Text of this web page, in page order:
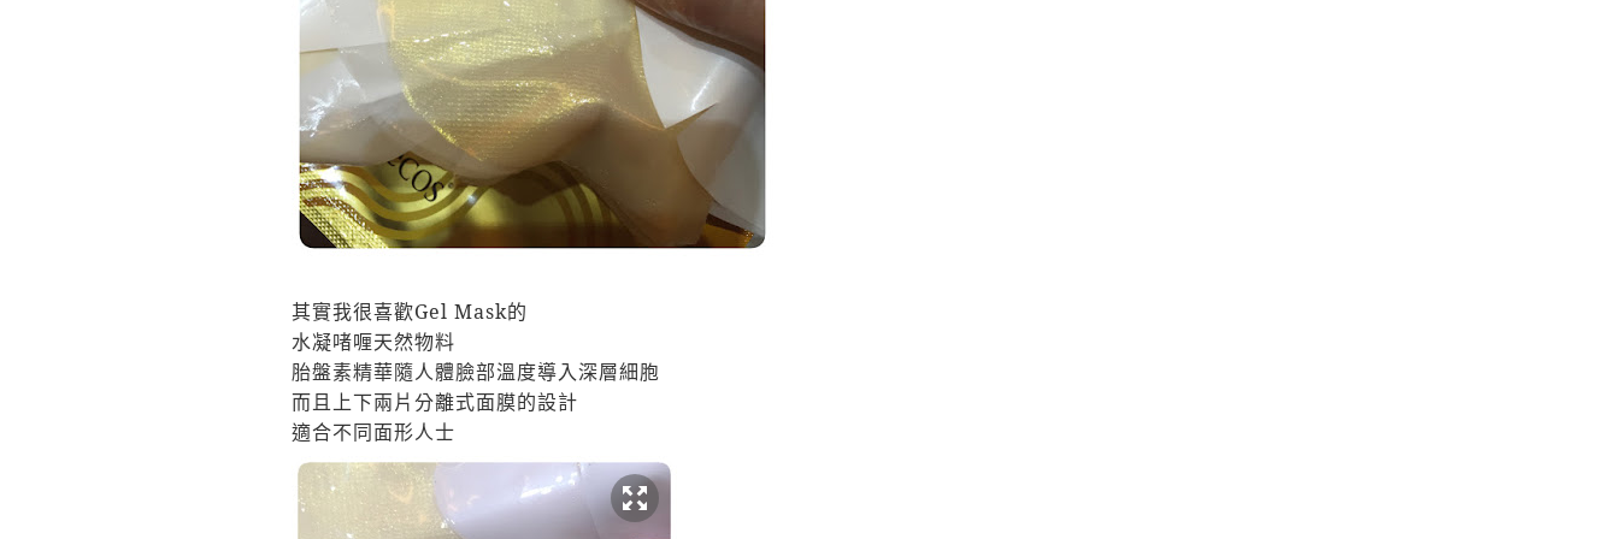
其實我很喜歡Gel Mask的
水凝啫喱天然物料
胎盤素精華隨人體臉部溫度導入深層細胞
而且上下兩片分離式面膜的設計
適合不同面形人士